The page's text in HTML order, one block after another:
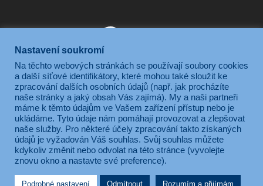
Gymnázium, Ostrava-Zábřeh, Volgogradská 6a, je příspěvkovou
organizací zřizovanou Moravskoslezským krajem.
Nastavení soukromí
Na těchto webových stránkách se používají soubory cookies
a další síťové identifikátory, které mohou také sloužit ke
zpracování dalších osobních údajů (např. jak procházíte
naše stránky a jaký obsah Vás zajímá). My a naši partneři
máme k těmto údajům ve Vašem zařízení přístup nebo je
ukládáme. Tyto údaje nám pomáhají provozovat a zlepšovat
naše služby. Pro některé účely zpracování takto získaných
údajů je vyžadován Váš souhlas. Svůj souhlas můžete
kdykoliv změnit nebo odvolat na této stránce (vyvolejte
znovu okno a nastavte své preference).
Podrobné nastavení Odmítnout Rozumím a přijímám